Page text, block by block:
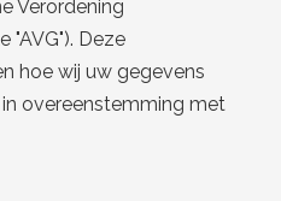
Verordening
"AVG"). Deze
hoe wij uw gegevens
overeenstemming met